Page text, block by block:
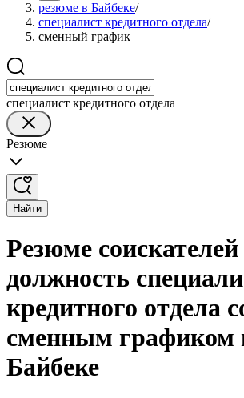
резюме в Байбеке/
специалист кредитного отдела/
сменный график
специалист кредитного отдела
Резюме
Найти
Резюме
должность
кредитного отдела
сменным графиком
Байбеке